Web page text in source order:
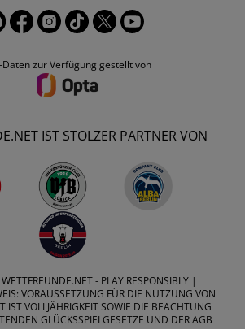
zur Verfügung gestellt von
IST STOLZER PARTNER VON
WETTFREUNDE.NET- PLAY RESPONSIBLY |
VORAUSSETZUNG FÜR DIE NUTZUNG VON
IST VOLLJÄHRIGKEIT SOWIE DIE BEACHTUNG
GLÜCKSSPIELGESETZE UND DER AGB